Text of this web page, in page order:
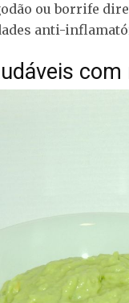
ou borrife
anti-